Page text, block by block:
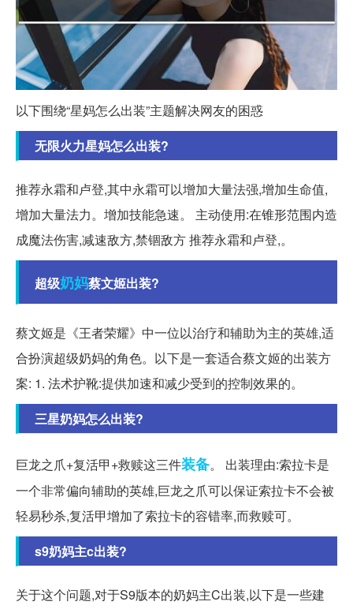
以下围绕“星妈怎么出装”主题解决网友的困惑
无限火力星妈怎么出装?
推荐永霜和卢登,其中永霜可以增加大量法强,增加生命值,
增加大量法力。增加技能急速。 主动使用:在锥形范围内造
成魔法伤害,减速敌方,禁锢敌方 推荐永霜和卢登,。
超级奶妈蔡文姬出装?
蔡文姬是《王者荣耀》中一位以治疗和辅助为主的英雄,适
合扮演超级奶妈的角色。以下是一套适合蔡文姬的出装方
案: 1. 法术护靴:提供加速和减少受到的控制效果的。
三星奶妈怎么出装?
巨龙之爪+复活甲+救赎这三件装备。 出装理由:索拉卡是
一个非常偏向辅助的英雄,巨龙之爪可以保证索拉卡不会被
轻易秒杀,复活甲增加了索拉卡的容错率,而救赎可。
s9奶妈主c出装?
关于这个问题,对于S9版本的奶妈主C出装,以下是一些建